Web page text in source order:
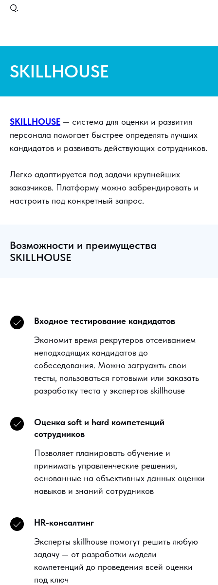
Q.
SKILLHOUSE
SKILLHOUSE — система для оценки и развития
персонала помогает быстрее определять лучших
кандидатов и развивать действующих сотрудников.
Легко адаптируется под задачи крупнейших
заказчиков. Платформу можно забрендировать и
настроить под конкретный запрос.
Возможности и преимущества
SKILLHOUSE
Входное тестирование кандидатов
Экономит время рекрутеров отсеиванием
неподходящих кандидатов до
собеседования. Можно загруажть свои
тесты, пользоваться готовыми или заказать
разработку теста у экспертов skillhouse
Оценка soft и hard компетенций
сотрудников
Позволяет планировать обучение и
принимать управленческие решения,
основанные на объективных данных оценки
навыков и знаний сотрудников
HR-консалтинг
Эксперты skillhouse помогут решить любую
задачу — от разработки модели
компетенций до проведения всей оценки
под ключ